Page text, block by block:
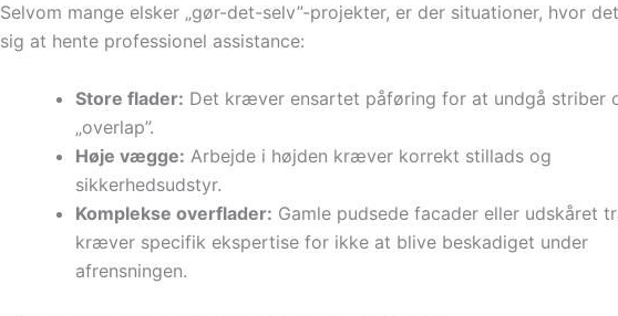
Selvom mange elsker „gør-det-selv”-projekter, er der situationer, hvor
sig at hente professionel assistance:
Store flader: Det kræver ensartet påføring for at undgå striber
„overlap”.
Høje vægge: Arbejde i højden kræver korrekt stillads og
sikkerhedsudstyr.
Komplekse overflader: Gamle pudsede facader eller udskåret
kræver specifik ekspertise for ikke at blive beskadiget under
afrensningen.